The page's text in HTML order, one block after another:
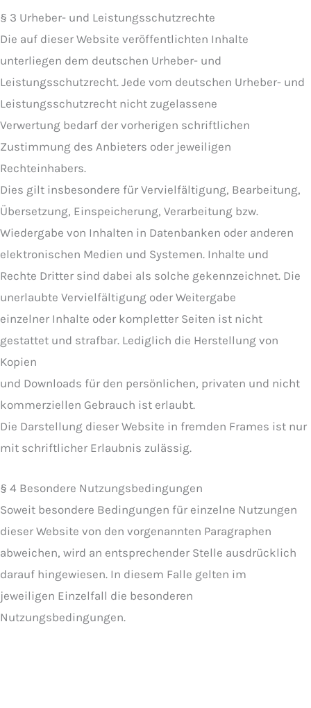
§ 3 Urheber- und Leistungsschutzrechte
Die auf dieser Website veröffentlichten Inhalte
unterliegen dem deutschen Urheber- und
Leistungsschutzrecht. Jede vom deutschen Urheber- und
Leistungsschutzrecht nicht zugelassene
Verwertung bedarf der vorherigen schriftlichen
Zustimmung des Anbieters oder jeweiligen
Rechteinhabers.
Dies gilt insbesondere für Vervielfältigung, Bearbeitung,
Übersetzung, Einspeicherung, Verarbeitung bzw.
Wiedergabe von Inhalten in Datenbanken oder anderen
elektronischen Medien und Systemen. Inhalte und
Rechte Dritter sind dabei als solche gekennzeichnet. Die
unerlaubte Vervielfältigung oder Weitergabe
einzelner Inhalte oder kompletter Seiten ist nicht
gestattet und strafbar. Lediglich die Herstellung von
Kopien
und Downloads für den persönlichen, privaten und nicht
kommerziellen Gebrauch ist erlaubt.
Die Darstellung dieser Website in fremden Frames ist nur
mit schriftlicher Erlaubnis zulässig.
§ 4 Besondere Nutzungsbedingungen
Soweit besondere Bedingungen für einzelne Nutzungen
dieser Website von den vorgenannten Paragraphen
abweichen, wird an entsprechender Stelle ausdrücklich
darauf hingewiesen. In diesem Falle gelten im
jeweiligen Einzelfall die besonderen
Nutzungsbedingungen.